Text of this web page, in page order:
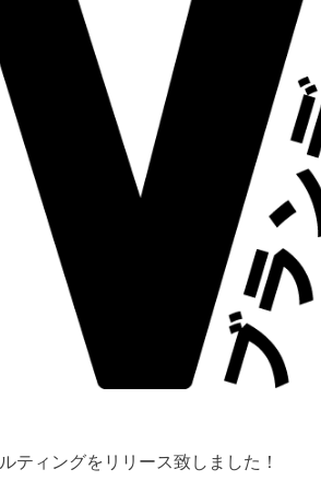
ティングをリリース致しました！